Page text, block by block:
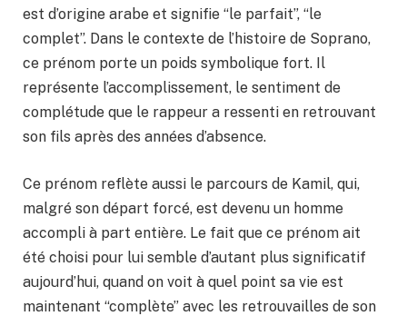
est d’origine arabe et signifie “le parfait”, “le
complet”. Dans le contexte de l’histoire de Soprano,
ce prénom porte un poids symbolique fort. Il
représente l’accomplissement, le sentiment de
complétude que le rappeur a ressenti en retrouvant
son fils après des années d’absence.
Ce prénom reflète aussi le parcours de Kamil, qui,
malgré son départ forcé, est devenu un homme
accompli à part entière. Le fait que ce prénom ait
été choisi pour lui semble d’autant plus significatif
aujourd’hui, quand on voit à quel point sa vie est
maintenant “complète” avec les retrouvailles de son